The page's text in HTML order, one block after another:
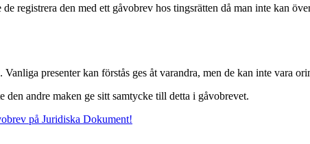
registrera den med ett gåvobrev hos tingsrätten då man inte kan
presenter kan förstås ges åt varandra, men de kan inte vara
den andre maken ge sitt samtycke till detta i gåvobrevet.
på Juridiska Dokument!